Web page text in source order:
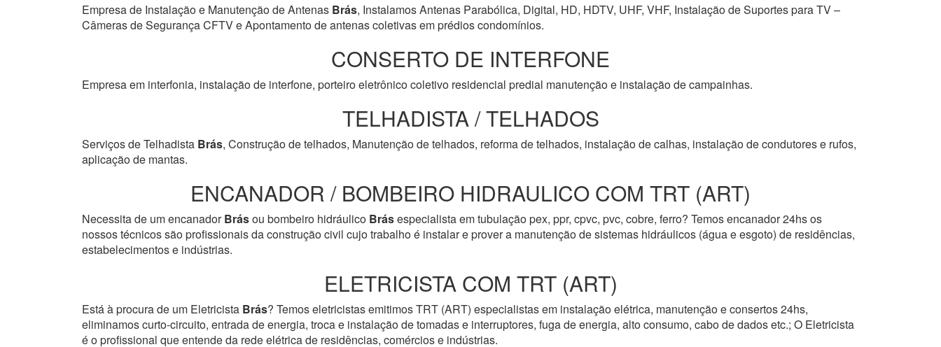
Empresa de Instalação e Manutenção de Antenas Brás, Instalamos Antenas Parabólica, Digital, HD, HDTV, UHF, VHF, Instalação de Suportes para TV –
Câmeras de Segurança CFTV e Apontamento de antenas coletivas em prédios condomínios.
CONSERTO DE INTERFONE
Empresa em interfonia, instalação de interfone, porteiro eletrônico coletivo residencial predial manutenção e instalação de campainhas.
TELHADISTA / TELHADOS
Serviços de Telhadista Brás, Construção de telhados, Manutenção de telhados, reforma de telhados, instalação de calhas, instalação de condutores e rufos,
aplicação de mantas.
ENCANADOR / BOMBEIRO HIDRAULICO COM TRT (ART)
Necessita de um encanadorBrásou bombeiro hidráulico Brásespecialista em tubulação pex, ppr, cpvc, pvc, cobre, ferro? Temos encanador 24hs os
nossos técnicos são profissionais da construção civil cujo trabalho é instalar e prover a manutenção de sistemas hidráulicos (água e esgoto) de residências,
estabelecimentos e indústrias.
ELETRICISTA COM TRT (ART)
Está à procura de um Eletricista Brás? Temos eletricistas emitimos TRT (ART) especialistas em instalação elétrica, manutenção e consertos 24hs,
eliminamos curto-circuito, entrada de energia, troca e instalação de tomadas e interruptores, fuga de energia, alto consumo, cabo de dados etc.; O Eletricista
é o profissional que entende da rede elétrica de residências, comércios e indústrias.